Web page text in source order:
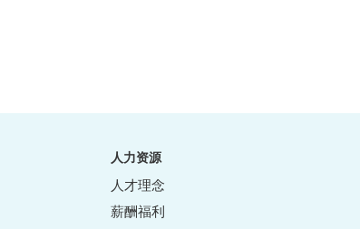
人力资源
人才理念
薪酬福利